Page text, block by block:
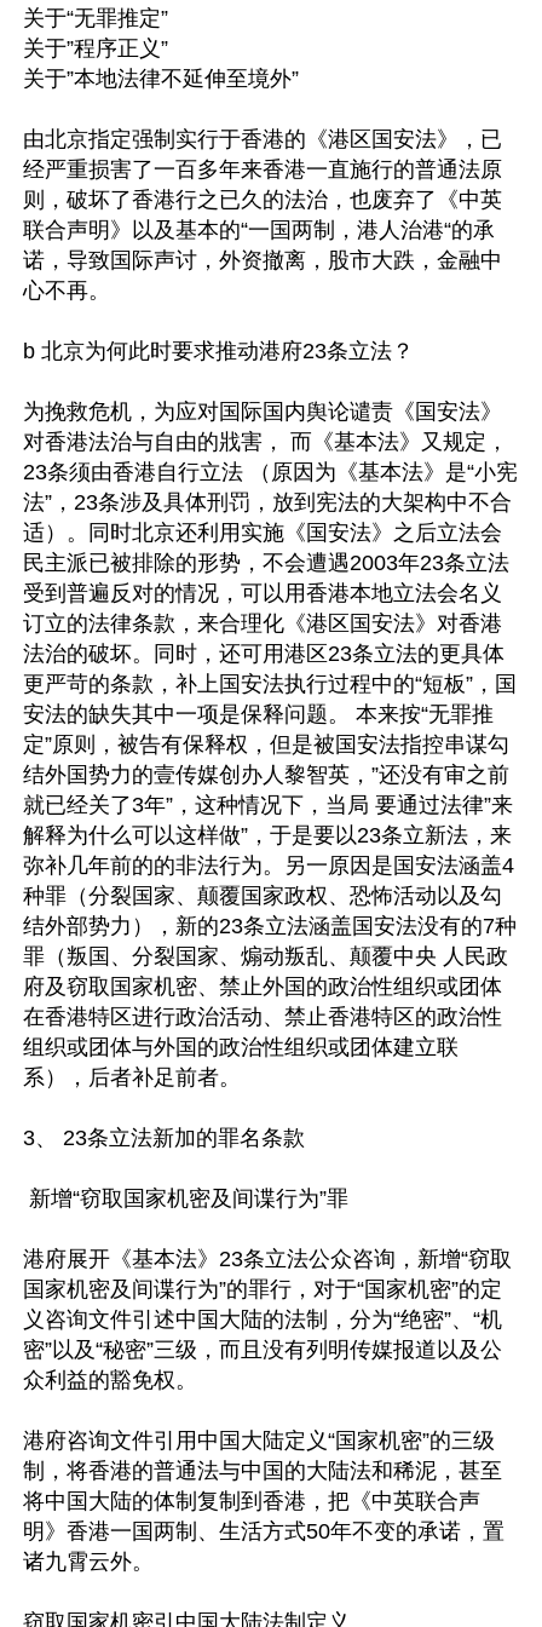
关于“无罪推定”
关于”程序正义”
关于”本地法律不延伸至境外”
由北京指定强制实行于香港的《港区国安法》，已
经严重损害了一百多年来香港一直施行的普通法原
则，破坏了香港行之已久的法治，也废弃了《中英
联合声明》以及基本的“一国两制，港人治港“的承
诺，导致国际声讨，外资撤离，股市大跌，金融中
心不再。
b 北京为何此时要求推动港府23条立法？
为挽救危机，为应对国际国内舆论谴责《国安法》
对香港法治与自由的戕害， 而《基本法》又规定，
23条须由香港自行立法 （原因为《基本法》是“小宪
法”，23条涉及具体刑罚，放到宪法的大架构中不合
适）。同时北京还利用实施《国安法》之后立法会
民主派已被排除的形势，不会遭遇2003年23条立法
受到普遍反对的情况，可以用香港本地立法会名义
订立的法律条款，来合理化《港区国安法》对香港
法治的破坏。同时，还可用港区23条立法的更具体
更严苛的条款，补上国安法执行过程中的“短板”，国
安法的缺失其中一项是保释问题。 本来按“无罪推
定”原则，被告有保释权，但是被国安法指控串谋勾
结外国势力的壹传媒创办人黎智英，”还没有审之前
就已经关了3年”，这种情况下，当局 要通过法律”来
解释为什么可以这样做”，于是要以23条立新法，来
弥补几年前的的非法行为。另一原因是国安法涵盖4
种罪（分裂国家、颠覆国家政权、恐怖活动以及勾
结外部势力），新的23条立法涵盖国安法没有的7种
罪（叛国、分裂国家、煽动叛乱、颠覆中央 人民政
府及窃取国家机密、禁止外国的政治性组织或团体
在香港特区进行政治活动、禁止香港特区的政治性
组织或团体与外国的政治性组织或团体建立联
系），后者补足前者。
3、 23条立法新加的罪名条款
港府展开《基本法》23条立法公众咨询，新增“窃取
国家机密及间谍行为”的罪行，对于“国家机密”的定
义咨询文件引述中国大陆的法制，分为“绝密”、“机
密”以及“秘密”三级，而且没有列明传媒报道以及公
众利益的豁免权。
港府咨询文件引用中国大陆定义“国家机密”的三级
制，将香港的普通法与中国的大陆法和稀泥，甚至
将中国大陆的体制复制到香港，把《中英联合声
明》香港一国两制、生活方式50年不变的承诺，置
诸九霄云外。
窃取国家机密引中国大陆法制定义